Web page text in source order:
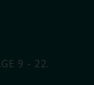
9 - 22.